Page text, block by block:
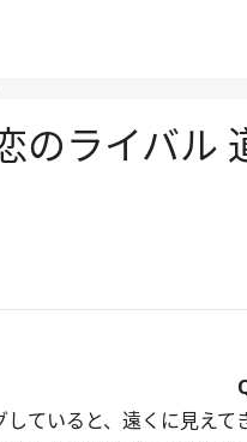
のライバル
ていると、遠くに見え